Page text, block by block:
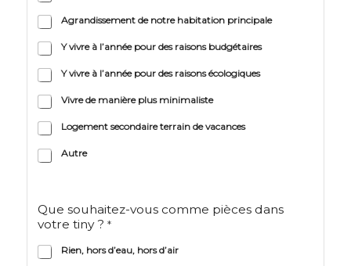
Agrandissement de notre habitation principale
Y vivre à l’année pour des raisons budgétaires
Y vivre à l’année pour des raisons écologiques
Vivre de manière plus minimaliste
Logement secondaire terrain de vacances
Autre
Que souhaitez-vous comme pièces dans
votre tiny ? *
Rien, hors d’eau, hors d’air